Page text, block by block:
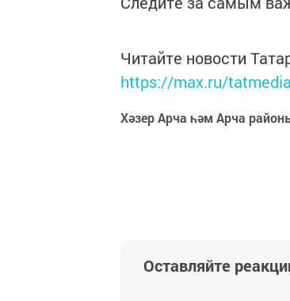
Читайте новости
https://max.ru/tatmedia
Хәзер Арча һәм Арча
Оставляйте